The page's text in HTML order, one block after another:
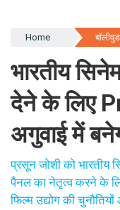
Home बॉलीवुड
भारतीय
देने के लिए
अगुवाई में
प्रसून जोशी को भारतीय
पैनल का नेतृत्व करने के
फिल्म उद्योग की